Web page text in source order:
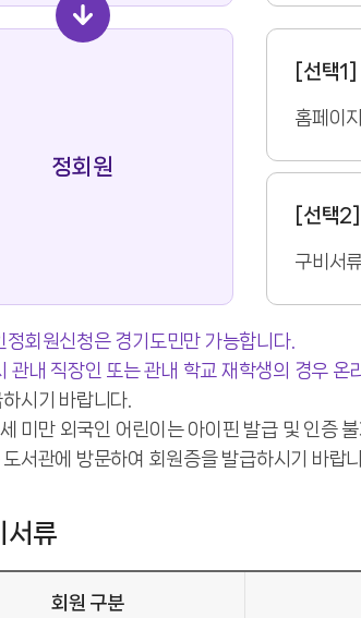
정회원
[선택
홈페이
[선택
구비서
정회원신청은 경기도민만 가능합니다.
관내 직장인 또는 관내 학교 재학생의 경우 온
시기 바랍니다.
미만 외국인 어린이는 아이핀 발급 및 인증
서관에 방문하여 회원증을 발급하시기 바랍
서류
회원 구분